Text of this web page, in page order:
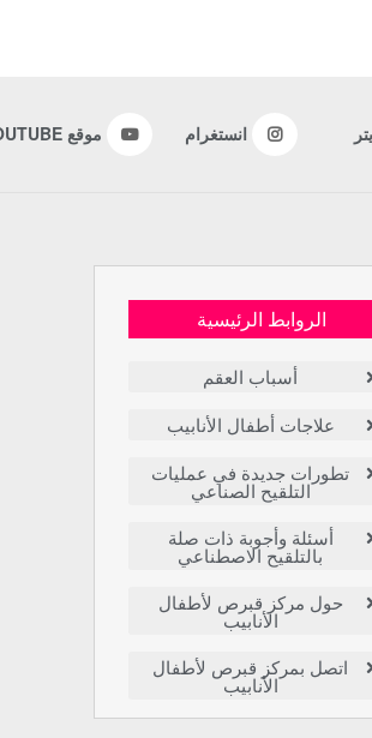
انستغرام موقع YOUTUBE
الروابط الرئيسية
أسباب العقم
علاجات أطفال الأنابيب
تطورات جديدة في عمليات
التلقيح الصناعي
أسئلة وأجوبة ذات صلة
بالتلقيح الاصطناعي
حول مركز قبرص لأطفال
الأنابيب
اتصل بمركز قبرص لأطفال
الأنابيب